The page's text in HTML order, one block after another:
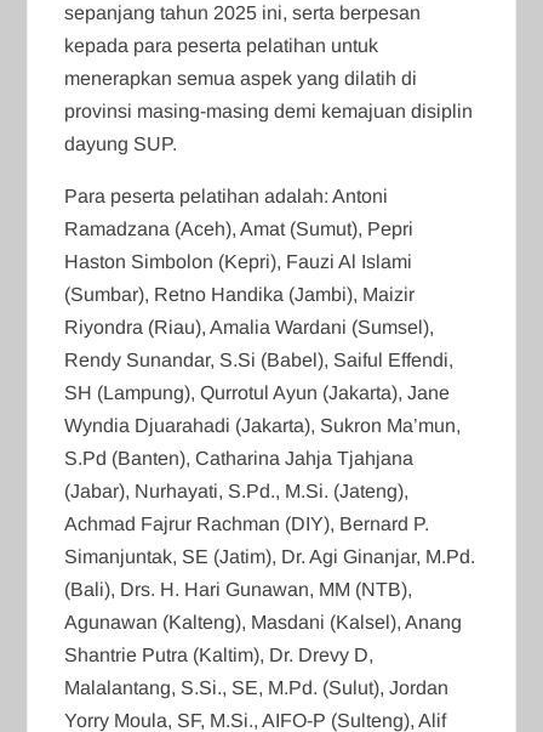
sepanjang tahun 2025 ini, serta berpesan
kepada para peserta pelatihan untuk
menerapkan semua aspek yang dilatih di
provinsi masing-masing demi kemajuan disiplin
dayung SUP.
Para peserta pelatihan adalah: Antoni
Ramadzana (Aceh), Amat (Sumut), Pepri
Haston Simbolon (Kepri), Fauzi Al Islami
(Sumbar), Retno Handika (Jambi), Maizir
Riyondra (Riau), Amalia Wardani (Sumsel),
Rendy Sunandar, S.Si (Babel), Saiful Effendi,
SH (Lampung), Qurrotul Ayun (Jakarta), Jane
Wyndia Djuarahadi (Jakarta), Sukron Ma’mun,
S.Pd (Banten), Catharina Jahja Tjahjana
(Jabar), Nurhayati, S.Pd., M.Si. (Jateng),
Achmad Fajrur Rachman (DIY), Bernard P.
Simanjuntak, SE (Jatim), Dr. Agi Ginanjar, M.Pd.
(Bali), Drs. H. Hari Gunawan, MM (NTB),
Agunawan (Kalteng), Masdani (Kalsel), Anang
Shantrie Putra (Kaltim), Dr. Drevy D,
Malalantang, S.Si., SE, M.Pd. (Sulut), Jordan
Yorry Moula, SF, M.Si., AIFO-P (Sulteng), Alif